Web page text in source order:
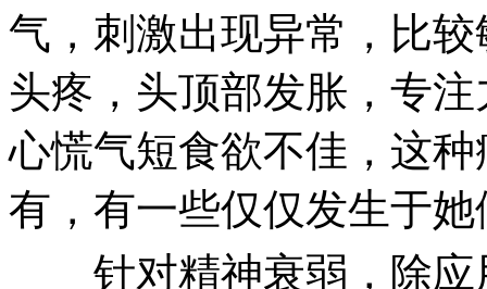
气，刺激出现异常，比较
头疼，头顶部发胀，专
心慌气短食欲不佳，这
有，有一些仅仅发生于
针对精神衰弱，除应